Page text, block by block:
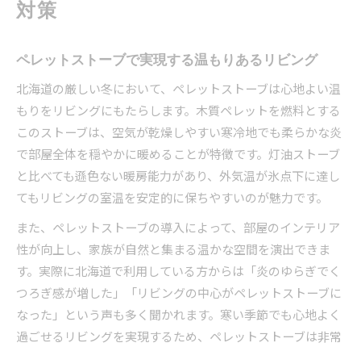
対策
ペレットストーブで実現する温もりあるリビング
北海道の厳しい冬において、ペレットストーブは心地よい温
もりをリビングにもたらします。木質ペレットを燃料とする
このストーブは、空気が乾燥しやすい寒冷地でも柔らかな炎
で部屋全体を穏やかに暖めることが特徴です。灯油ストーブ
と比べても遜色ない暖房能力があり、外気温が氷点下に達し
てもリビングの室温を安定的に保ちやすいのが魅力です。
また、ペレットストーブの導入によって、部屋のインテリア
性が向上し、家族が自然と集まる温かな空間を演出できま
す。実際に北海道で利用している方からは「炎のゆらぎでく
つろぎ感が増した」「リビングの中心がペレットストーブに
なった」という声も多く聞かれます。寒い季節でも心地よく
過ごせるリビングを実現するため、ペレットストーブは非常